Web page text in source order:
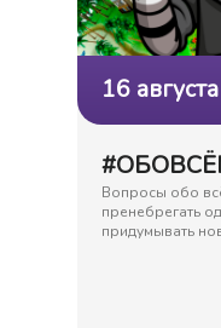
16
Вопросы обо
пренебрегать
придумывать